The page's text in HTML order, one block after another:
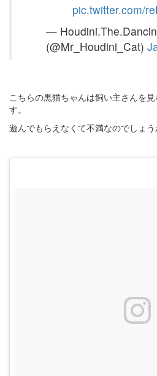
pic.twitter.com/
—
(@Mr_Houdini_Cat)
こちらの黒猫ちゃんは飼い主さんを
す。
遊んでもらえなくて不満なのでしょう